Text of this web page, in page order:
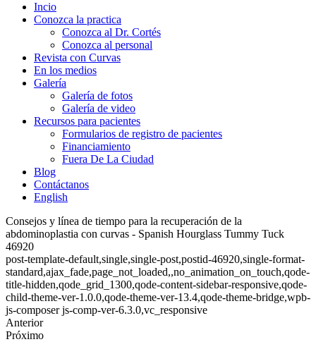
Incio
Conozca la practica
Conozca al Dr. Cortés
Conozca al personal
Revista con Curvas
En los medios
Galería
Galería de fotos
Galería de video
Recursos para pacientes
Formularios de registro de pacientes
Financiamiento
Fuera De La Ciudad
Blog
Contáctanos
English
Consejos y línea de tiempo para la recuperación de la
abdominoplastia con curvas - Spanish Hourglass Tummy Tuck
46920
post-template-default,single,single-post,postid-46920,single-format-
standard,ajax_fade,page_not_loaded,,no_animation_on_touch,qode-
title-hidden,qode_grid_1300,qode-content-sidebar-responsive,qode-
child-theme-ver-1.0.0,qode-theme-ver-13.4,qode-theme-bridge,wpb-
js-composer js-comp-ver-6.3.0,vc_responsive
Anterior
Próximo